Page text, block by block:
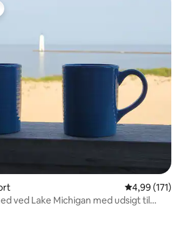
4,99 ud af 5 i
4,99 (171)
ved Lake Michigan med udsigt til